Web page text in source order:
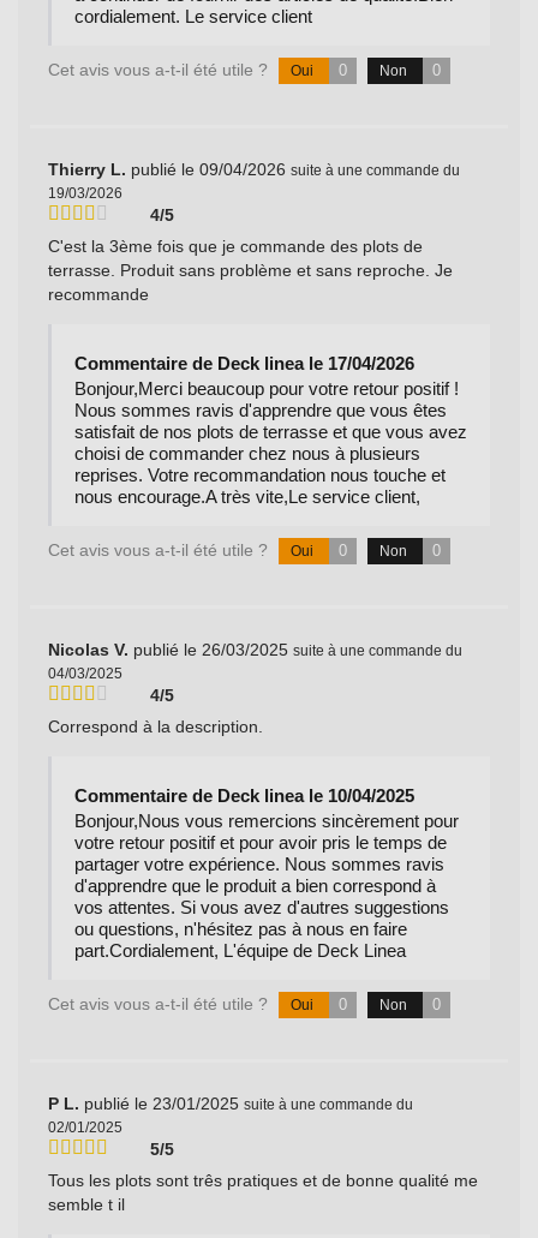
cordialement. Le service client
Cet avis vous a-t-il été utile ? Oui 0 Non 0
Thierry L. publié le 09/04/2026 suite à une commande du
19/03/2026
4/5
C'est la 3ème fois que je commande des plots de
terrasse. Produit sans problème et sans reproche. Je
recommande
Commentaire de Deck linea le 17/04/2026
Bonjour,Merci beaucoup pour votre retour positif !
Nous sommes ravis d'apprendre que vous êtes
satisfait de nos plots de terrasse et que vous avez
choisi de commander chez nous à plusieurs
reprises. Votre recommandation nous touche et
nous encourage.A très vite,Le service client,
Cet avis vous a-t-il été utile ? Oui 0 Non 0
Nicolas V. publié le 26/03/2025 suite à une commande du
04/03/2025
4/5
Correspond à la description.
Commentaire de Deck linea le 10/04/2025
Bonjour,Nous vous remercions sincèrement pour
votre retour positif et pour avoir pris le temps de
partager votre expérience. Nous sommes ravis
d'apprendre que le produit a bien correspond à
vos attentes. Si vous avez d'autres suggestions
ou questions, n'hésitez pas à nous en faire
part.Cordialement, L'équipe de Deck Linea
Cet avis vous a-t-il été utile ? Oui 0 Non 0
P L. publié le 23/01/2025 suite à une commande du
02/01/2025
5/5
Tous les plots sont três pratiques et de bonne qualité me
semble t il